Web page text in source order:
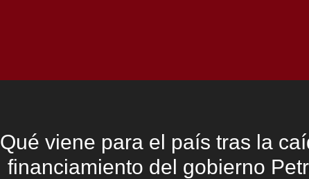
Qué viene para el país tras la
financiamiento del gobierno